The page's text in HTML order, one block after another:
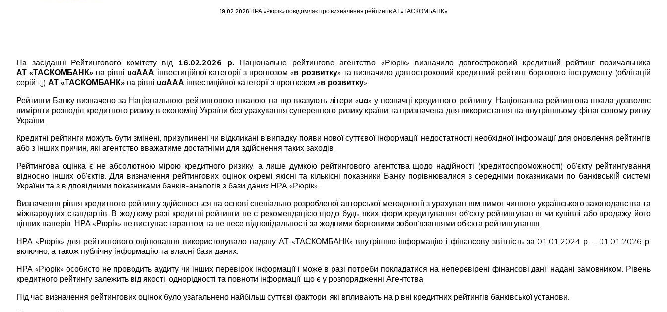
19.02.2026 НРА «Рюрік» повідомляє про визначення рейтингів АТ «ТАСКОМБАНК»
На засіданні Рейтингового комітету від 16.02.2026 р. Національне рейтингове агентство «Рюрік» визначило довгостроковий кредитний рейтинг позичальника
АТ «ТАСКОМБАНК» на рівні uaААА інвестиційної категорії з прогнозом «в розвитку» та визначило довгостроковий кредитний рейтинг боргового інструменту (облігацій
серій I,J) АТ «ТАСКОМБАНК» на рівні uaААА інвестиційної категорії з прогнозом «в розвитку».
Рейтинги Банку визначено за Національною рейтинговою шкалою, на що вказують літери «ua» у позначці кредитного рейтингу. Національна рейтингова шкала дозволяє
виміряти розподіл кредитного ризику в економіці України без урахування суверенного ризику країни та призначена для використання на внутрішньому фінансовому ринку
України.
Кредитні рейтинги можуть бути змінені, призупинені чи відкликані в випадку появи нової суттєвої інформації, недостатності необхідної інформації для оновлення рейтингів
або з інших причин, які агентство вважатиме достатніми для здійснення таких заходів.
Рейтингова оцінка є не абсолютною мірою кредитного ризику, а лише думкою рейтингового агентства щодо надійності (кредитоспроможності) об’єкту рейтингування
відносно інших об’єктів. Для визначення рейтингових оцінок окремі якісні та кількісні показники Банку порівнювалися з середніми показниками по банківській системі
України та з відповідними показниками банків-аналогів з бази даних НРА «Рюрік».
Визначення рівня кредитного рейтингу здійснюється на основі спеціально розробленої авторської методології з урахуванням вимог чинного українського законодавства та
міжнародних стандартів. В жодному разі кредитні рейтинги не є рекомендацією щодо будь-яких форм кредитування об’єкту рейтингування чи купівлі або продажу його
цінних паперів. НРА «Рюрік» не виступає гарантом та не несе відповідальності за жодними борговими зобов’язаннями об’єкта рейтингування.
НРА «Рюрік» для рейтингового оцінювання використовувало надану АТ «ТАСКОМБАНК» внутрішню інформацію і фінансову звітність за 01.01.2024 р. – 01.01.2026 р.
включно, а також публічну інформацію та власні бази даних.
НРА «Рюрік» особисто не проводить аудиту чи інших перевірок інформації і може в разі потреби покладатися на неперевірені фінансові дані, надані замовником. Рівень
кредитного рейтингу залежить від якості, однорідності та повноти інформації, що є у розпорядженні Агентства.
Під час визначення рейтингових оцінок було узагальнено найбільш суттєві фактори, які впливають на рівні кредитних рейтингів банківської установи.